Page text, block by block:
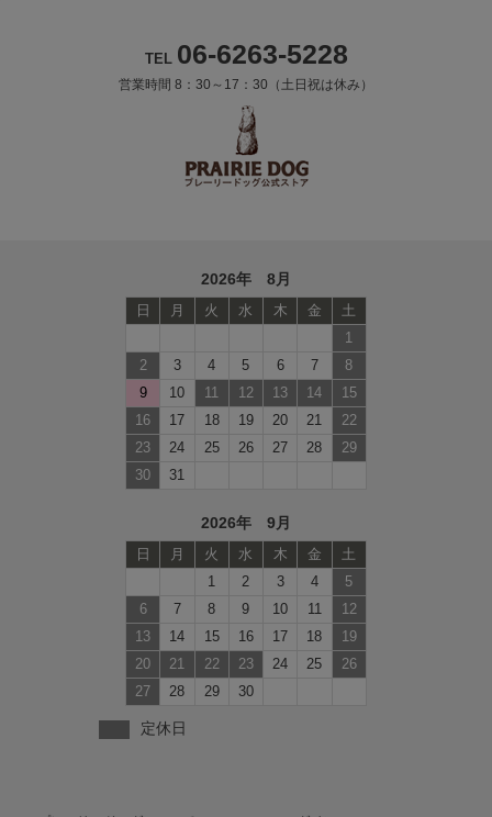
TEL 06-6263-5228
営業時間 8：30～17：30（土日祝は休み）
2026年 8月
日 月 火 水 木 金
土
1
2
3 4 5 6 7
8
9
10 11 12 13 14
15
16
17 18 19 20 21
22
23
24 25 26 27 28
29
30
31
2026年 9月
日 月 火 水 木 金
土
1
2 3 4
5
6
7 8 9 10 11
12
13
14 15 16 17 18
19
20
21 22 23 24 25
26
27
28 29 30
定休日